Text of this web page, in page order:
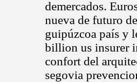
demercados.
nueva de futuro
guipúzcoa país y
billion us insurer
confort del
segovia